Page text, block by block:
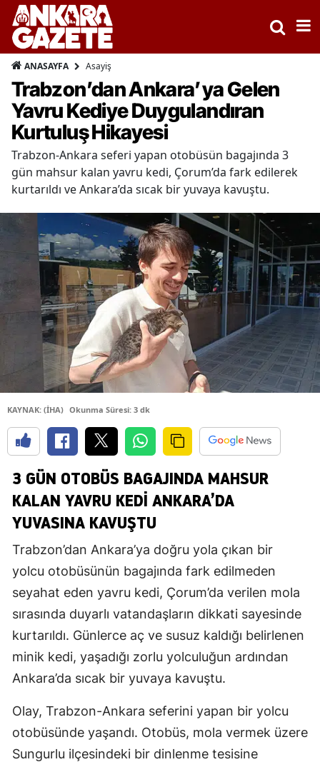
ANASAYFA Asayiş
Trabzon’dan Ankara’ya Gelen
Yavru Kediye Duygulandıran
Kurtuluş Hikayesi
Trabzon-Ankara seferi yapan otobüsün bagajında 3
gün mahsur kalan yavru kedi, Çorum’da fark edilerek
kurtarıldı ve Ankara’da sıcak bir yuvaya kavuştu.
KAYNAK: (İHA) Okunma Süresi: 3 dk
3 GÜN OTOBÜS BAGAJINDA MAHSUR
KALAN YAVRU KEDİ ANKARA’DA
YUVASINA KAVUŞTU
Trabzon’dan Ankara’ya doğru yola çıkan bir
yolcu otobüsünün bagajında fark edilmeden
seyahat eden yavru kedi, Çorum’da verilen mola
sırasında duyarlı vatandaşların dikkati sayesinde
kurtarıldı. Günlerce aç ve susuz kaldığı belirlenen
minik kedi, yaşadığı zorlu yolculuğun ardından
Ankara’da sıcak bir yuvaya kavuştu.
Olay, Trabzon-Ankara seferini yapan bir yolcu
otobüsünde yaşandı. Otobüs, mola vermek üzere
Sungurlu ilçesindeki bir dinlenme tesisine